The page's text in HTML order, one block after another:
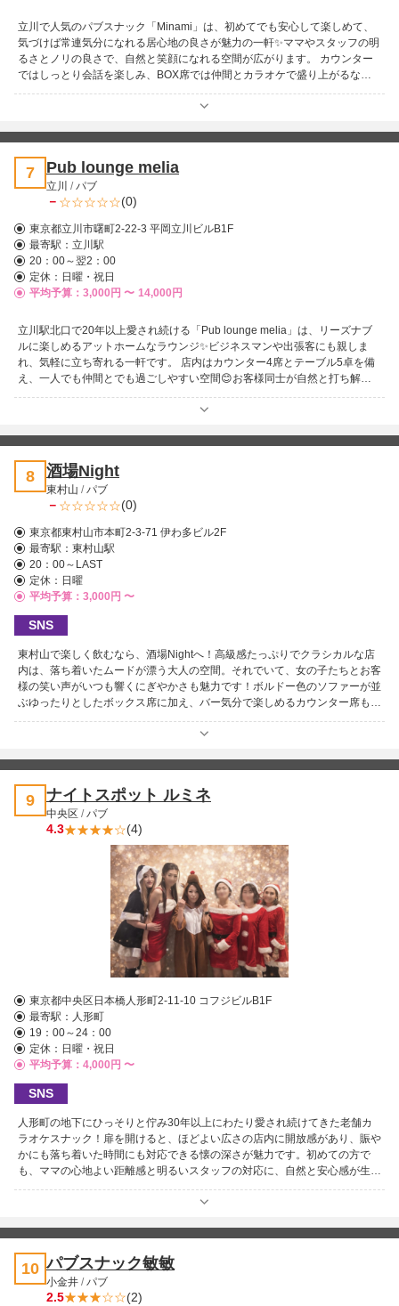
立川で人気のパブスナック「Minami」は、初めてでも安心して楽しめて、
気づけば常連気分になれる居心地の良さが魅力の一軒✨ママやスタッフの明
るさとノリの良さで、自然と笑顔になれる空間が広がります。 カウンター
ではしっとり会話を楽しみ、BOX席では仲間とカラオケで盛り上がるな
ど、シーンに合わせて楽しめるのもポイント🎤一人でもグループでも、それ
ったり🍺ふらっと立ち寄りたくなる、温かさと楽しさが詰まったお店です⭐
7 Pub lounge melia
立川 /パブ
－ (0)
東京都立川市曙町2-22-3 平岡立川ビルB1F
最寄駅： 立川駅
20：00～翌2：00
定休：日曜・祝日
平均予算：3,000円 〜 14,000円
立川駅北口で20年以上愛され続ける「Pub lounge melia」は、リーズナブ
ルに楽しめるアットホームなラウンジ✨ビジネスマンや出張客にも親しま
れ、気軽に立ち寄れる一軒です。 店内はカウンター4席とテーブル5卓を備
え、一人でも仲間とでも過ごしやすい空間😊お客様同士が自然と打ち解け
る雰囲気もあり、居心地の良さが広がります。 20代～30代を中心としたキ
ャストが在籍し、明るさやノリの良さで場を盛り上げてくれるのも魅力💕カ
いのもポイント💡気軽に飲んで過ごしたい夜におすすめの一軒です⭐
8 酒場Night
東村山 /パブ
－ (0)
東京都東村山市本町2-3-71 伊わ多ビル2F
最寄駅： 東村山駅
20：00～LAST
定休：日曜
平均予算：3,000円 〜
SNS
東村山で楽しく飲むなら、酒場Nightへ！高級感たっぷりでクラシカルな店
内は、落ち着いたムードが漂う大人の空間。それでいて、女の子たちとお客
様の笑い声がいつも響くにぎやかさも魅力です！ボルドー色のソファーが並
ぶゆったりとしたボックス席に加え、バー気分で楽しめるカウンター席も完
備。おひとり様でも団体様でも、シーンに合わせて心地よくお過ごしいただ
ルな価格でご提供しているので、気軽に女の子と乾杯できるのも嬉しいポイ
ントです！ 在籍するのは20代のカワイイ女の子を中心に、30代になったば
かりのオトナっぽい美人さんまでバリエーション豊か。年齢はそれぞれ違っ
ても、みんな元気でおしゃべりやお酒が大好き！一緒にワイワイ楽しめる最
高の飲み相手ばかりです♪スタッフもホスピタリティ抜群で盛り上げ上手。
初めてのご来店でも、最後までとことん楽しめるよう全力でサポートいたし
けば間違いありません！皆様のご来店を心よりお待ちしております！
9 ナイトスポット ルミネ
中央区 /パブ
4.3 (4)
東京都中央区日本橋人形町2-11-10 コフジビルB1F
最寄駅： 人形町
19：00～24：00
定休：日曜・祝日
平均予算：4,000円 〜
SNS
人形町の地下にひっそりと佇み30年以上にわたり愛され続けてきた老舗カ
ラオケスナック！扉を開けると、ほどよい広さの店内に開放感があり、賑や
かにも落ち着いた時間にも対応できる懐の深さが魅力です。初めての方で
も、ママの心地よい距離感と明るいスタッフの対応に、自然と安心感が生ま
のマイクや音響によるカラオケ体験。まるでライブ会場のような臨場感で、
セクシー系まで幅広く揃い、明るく親しみやすいおもてなしが好評。プライ
ベートでも仲が良いというチームワークの良さが、店内の雰囲気をさらに和
やかにしています。 明瞭会計で安心して利用でき、仕事帰りの一杯から接
待、二次会まで幅広いシーンに対応。カウンター席ではおひとり様でも気軽
10 パブスナック敏敏
小金井 / パブ
2.5 (2)